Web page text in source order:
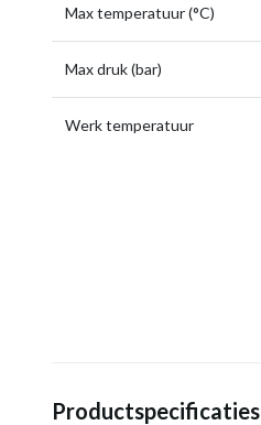
Max temperatuur (°C)
Max druk (bar)
Werk temperatuur
Productspecificaties